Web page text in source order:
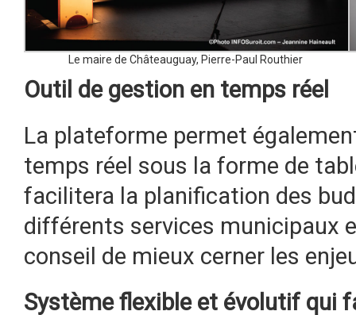
Le maire de Châteauguay, Pierre-Paul Routhier
Outil de gestion en temps réel
La plateforme permet
temps réel sous la forme de
facilitera la planification des
différents services municipaux
conseil de mieux cerner les
Système flexible et évolutif qui